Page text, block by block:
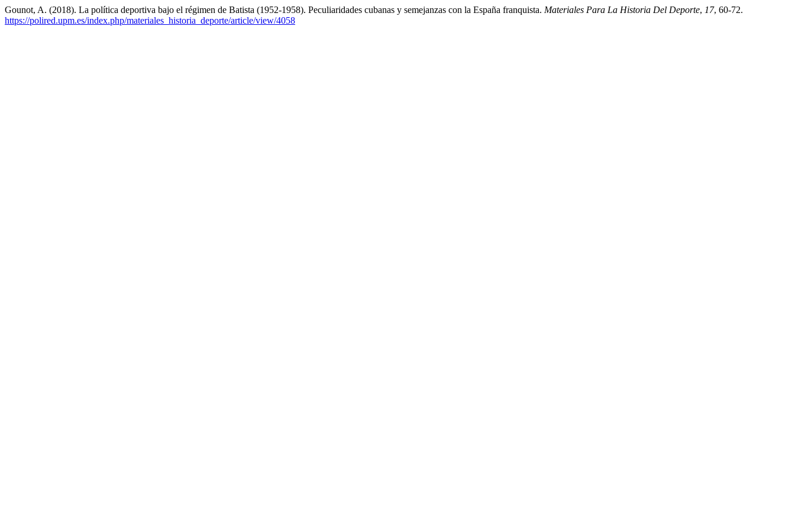
Gounot, A. (2018). La política deportiva bajo el régimen de Batista (1952-1958). Peculiaridades cubanas y semejanzas con la España franquista. Materiales Para La Historia Del Deporte, 17, 60-72.
https://polired.upm.es/index.php/materiales_historia_deporte/article/view/4058